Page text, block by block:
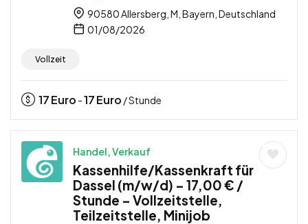
90580 Allersberg, M, Bayern, Deutschland
01/08/2026
Vollzeit
17Euro -17Euro / Stunde
Handel, Verkauf
Kassenhilfe/Kassenkraft für
Dassel (m/w/d) – 17,00 € /
Stunde – Vollzeitstelle,
Teilzeitstelle, Minijob